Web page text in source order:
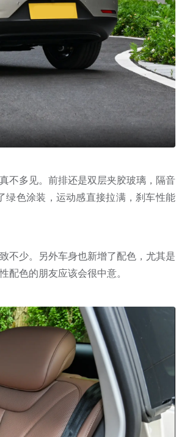
不多见。前排还是双层夹胶玻璃，隔音
绿色涂装，运动感直接拉满，刹车性能
不少。另外车身也新增了配色，尤其是
配色的朋友应该会很中意。